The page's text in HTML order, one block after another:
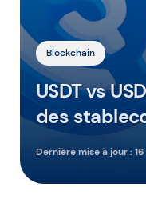
Blockchain
USDT vs
des
Dernière mise à jour :